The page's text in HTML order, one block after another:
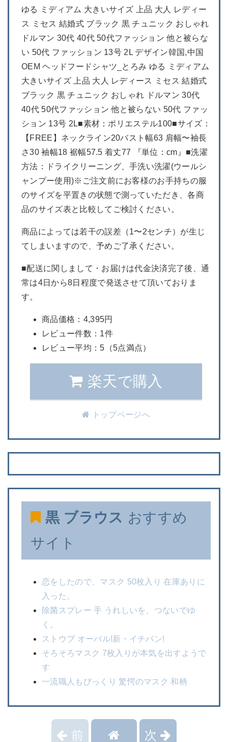
ゆる ミディアム 大きいサイズ 上品 大人 レディー
ス ミセス 結婚式 ブラック 黒 チュニック おしゃれ
ドルマン 30代 40代 50代ファッション 他と被らな
い 50代 ファッション 13号 2L デザイン韓国,中国
OEM ヘッドフードシャツ_とろみ ゆる ミディアム
大きいサイズ 上品 大人 レディース ミセス 結婚式
ブラック 黒 チュニック おしゃれ ドルマン 30代
40代 50代ファッション 他と被らない 50代 ファッ
ション 13号 2L■素材：ポリエステル100■サイズ：
【FREE】ネックライン20バスト幅63 肩幅〜袖長
さ30 袖幅18 裾幅57.5 着丈77 『単位：cm』■洗濯
方法：ドライクリーニング、手洗い洗濯(ウールシ
ャンプー使用)※ご注文前にお客様のお手持ちの服
のサイズを平置きの状態で測っていただき、各商
品のサイズ表と比較してご検討ください。
商品によっては若干の誤差（1〜2センチ）が生じ
てしまいますので、予めご了承ください。
■配送に関しまして・お届けは代金決済完了後、通
常は4日から8日程度で発送させて頂いておりま
す。
商品価格：4,395円
レビュー件数：1件
レビュー平均：5（5点満点）
楽天で購入
トップページへ
黒 ブラウス おすすめ
サイト
恋をしたので、マスク 50枚入り 在庫ありに
入った。
除菌スプレー 手 うれしいを、つないでゆ
く。
ストウブ オーバル!新・イチバン!
そろそろマスク 7枚入りが本気を出すようで
す
一流職人もびっくり 驚愕のマスク 和柄
前 次